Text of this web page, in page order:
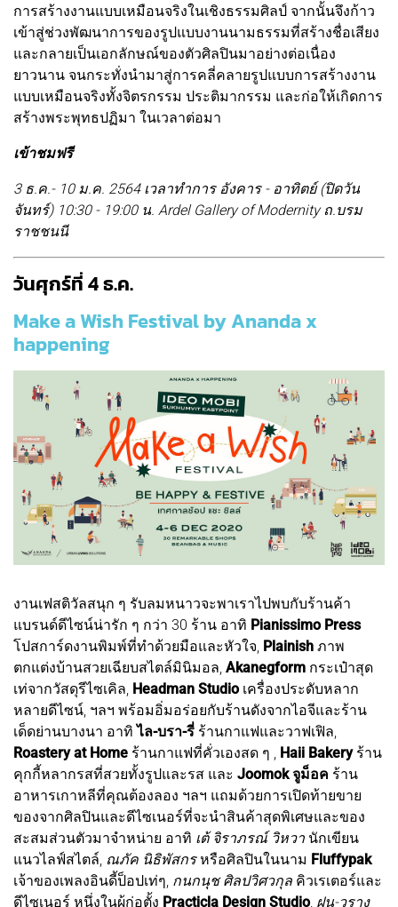
การสร้างงานแบบเหมือนจริงในเชิงธรรมศิลป์ จากนั้นจึงก้าว
เข้าสู่ช่วงพัฒนาการของรูปแบบงานนามธรรมที่สร้างชื่อเสียง
และกลายเป็นเอกลักษณ์ของตัวศิลปินมาอย่างต่อเนื่อง
ยาวนาน จนกระทั่งนำมาสู่การคลี่คลายรูปแบบการสร้างงาน
แบบเหมือนจริงทั้งจิตรกรรม ประติมากรรม และก่อให้เกิดการ
สร้างพระพุทธปฏิมา ในเวลาต่อมา
เข้าชมฟรี
3 ธ.ค.- 10 ม.ค. 2564 เวลาทำการ อังคาร - อาทิตย์ (ปิดวัน
จันทร์) 10:30 - 19:00 น. Ardel Gallery of Modernity ถ.บรม
ราชชนนี
วันศุกร์ที่ 4 ธ.ค.
Make a Wish Festival by Ananda x
happening
งานเฟสติวัลสนุก ๆ รับลมหนาวจะพาเราไปพบกับร้านค้า
แบรนด์ดีไซน์น่ารัก ๆ กว่า 30 ร้าน อาทิ Pianissimo Press
โปสการ์ดงานพิมพ์ที่ทำด้วยมือและหัวใจ, Plainish ภาพ
ตกแต่งบ้านสวยเฉียบสไตล์มินิมอล, Akanegform กระเป๋าสุด
เท่จากวัสดุรีไซเคิล, Headman Studioเครื่องประดับหลาก
หลายดีไซน์, ฯลฯ พร้อมอิ่มอร่อยกับร้านดังจากไอจีและร้าน
เด็ดย่านบางนา อาทิไล-บรา-รี่ ร้านกาแฟและวาฟเฟิล,
Roastery at Home ร้านกาแฟที่คั่วเองสด ๆ , Haii Bakeryร้าน
คุกกี้หลากรสที่สวยทั้งรูปและรส และ Joomok จูม็อค ร้าน
อาหารเกาหลีที่คุณต้องลอง ฯลฯ แถมด้วยการเปิดท้ายขาย
ของจากศิลปินและดีไซเนอร์ที่จะนำสินค้าสุดพิเศษและของ
สะสมส่วนตัวมาจำหน่าย อาทิ เต้ จิราภรณ์ วิหวา นักเขียน
แนวไลฟ์สไตล์, ณภัค นิธิพัสกรหรือศิลปินในนาม Fluffypak
เจ้าของเพลงอินดี้ป็อปเท่ๆ, กนกนุช ศิลปวิศวกุล คิวเรเตอร์และ
ดีไซเนอร์ หนึ่งในผู้ก่อตั้ง Practicla Design Studio, ฝน-วราง